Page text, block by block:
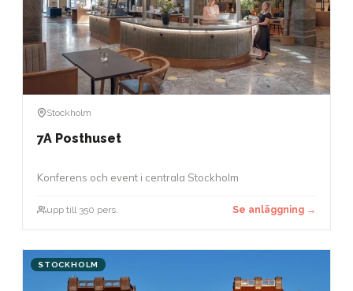
Stockholm
7A Posthuset
Konferens och event i centrala Stockholm
upp till 350 pers. Se anläggning →
STOCKHOLM